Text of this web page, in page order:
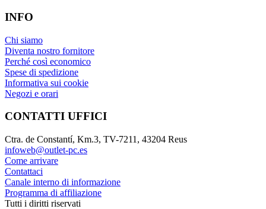
INFO
Chi siamo
Diventa nostro fornitore
Perché così economico
Spese di spedizione
Informativa sui cookie
Negozi e orari
CONTATTI UFFICI
Ctra. de Constantí, Km.3, TV-7211, 43204 Reus
infoweb@outlet-pc.es
Come arrivare
Contattaci
Canale interno di informazione
Programma di affiliazione
Tutti i diritti riservati